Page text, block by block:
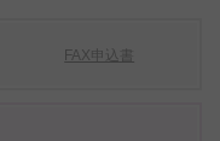
FAX申込書